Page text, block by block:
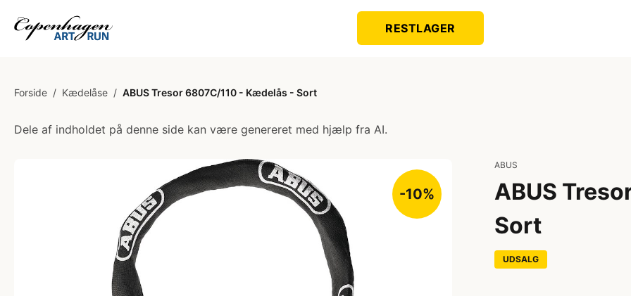
RESTLAGER
Forside / Kædelåse / ABUS Tresor 6807C/110 - Kædelås - Sort
Dele af indholdet på denne side kan være genereret med hjælp fra AI.
-10%
ABUS
ABUS
Sort
UDSALG